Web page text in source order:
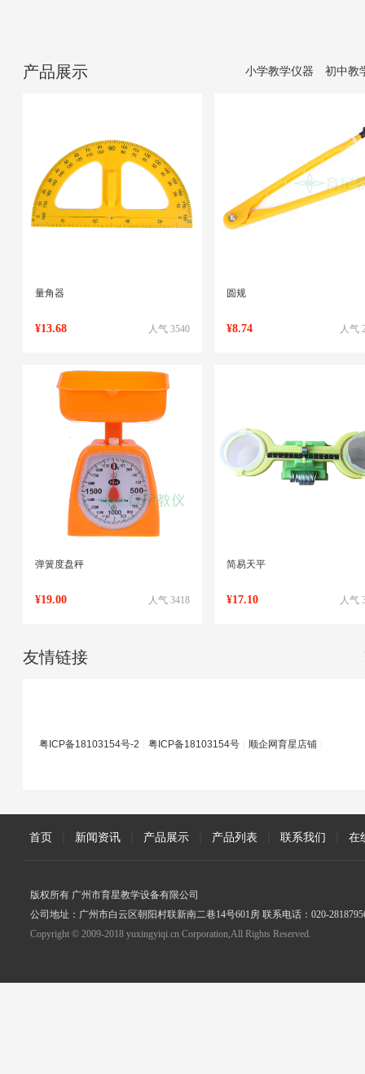
产品展示 小学教学仪器 初中教
量角器
人气 3540
¥13.68
圆规
人气
¥8.74
弹簧度盘秤
人气 3418
¥19.00
简易天平
人气
¥17.10
友情链接
粤ICP备18103154号-2 粤ICP备18103154号 顺企网育星店铺
首页 新闻资讯 产品展示 产品列表 联系我们 在
版权所有 广州市育星教学设备有限公司
公司地址：广州市白云区朝阳村联新南二巷14号601房 联系电话：020-
Copyright © 2009-2018 yuxingyiqi.cn Corporation,All Rights Reserved.